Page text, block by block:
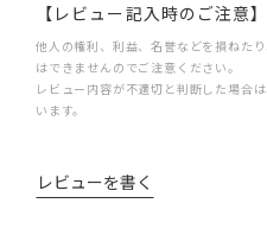
【レビュー記入時のご注意】
他人の権利、利益、名誉などを損ねた
はできませんのでご注意ください。
レビュー内容が不適切と判断した場合
います。
レビューを書く